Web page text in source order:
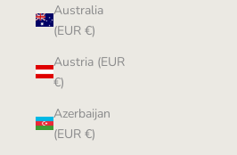
Australia
(EUR €)
Austria (EUR
€)
Azerbaijan
(EUR €)